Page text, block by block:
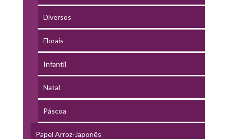
Diversos
Florais
Infantil
Natal
Páscoa
Papel Arroz-Japonês